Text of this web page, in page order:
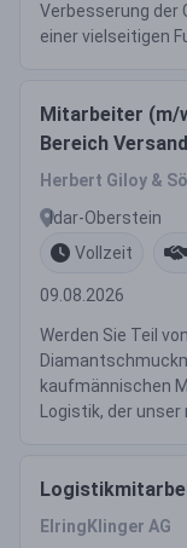
Verbesserung der
einer vielseitigen
Mitarbeiter (m/
Bereich
Herbert Giloy &
Idar-Oberstein
Vollzeit
09.08.2026
Werden Sie Teil
kaufmännischen
Logistik, der
ElringKlinger AG